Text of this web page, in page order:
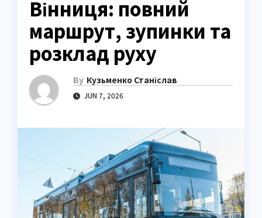
Вінниця: повний
маршрут, зупинки та
розклад руху
By Кузьменко Станіслав
JUN 7, 2026